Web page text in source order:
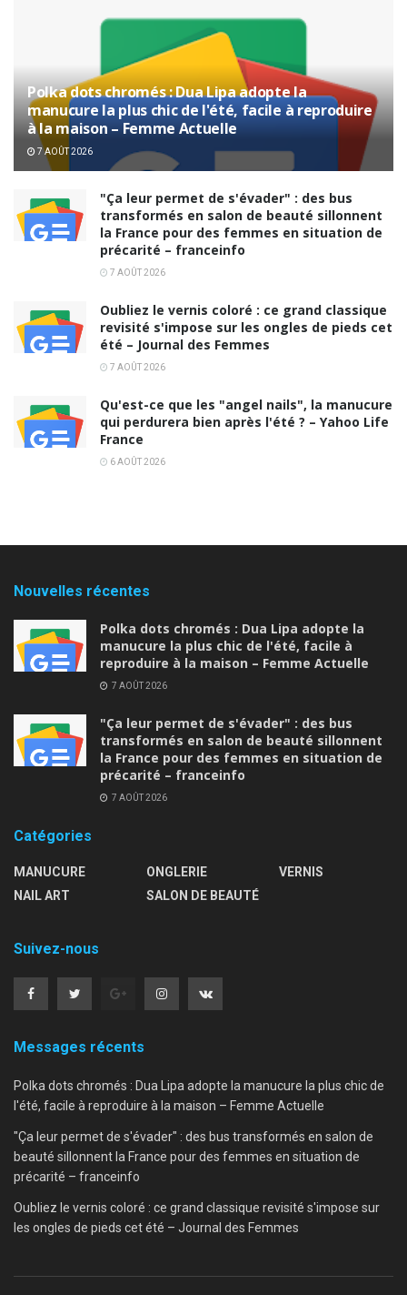
Polka dots chromés : Dua Lipa adopte la
manucure la plus chic de l'été, facile à reproduire
à la maison – Femme Actuelle
7 AOÛT 2026
"Ça leur permet de s'évader" : des bus
transformés en salon de beauté sillonnent
la France pour des femmes en situation de
précarité – franceinfo
7 AOÛT 2026
Oubliez le vernis coloré : ce grand classique
revisité s'impose sur les ongles de pieds cet
été – Journal des Femmes
7 AOÛT 2026
Qu'est-ce que les "angel nails", la manucure
qui perdurera bien après l'été ? – Yahoo Life
France
6 AOÛT 2026
Nouvelles récentes
Polka dots chromés : Dua Lipa adopte la
manucure la plus chic de l'été, facile à
reproduire à la maison – Femme Actuelle
7 AOÛT 2026
"Ça leur permet de s'évader" : des bus
transformés en salon de beauté sillonnent
la France pour des femmes en situation de
précarité – franceinfo
7 AOÛT 2026
Catégories
MANUCURE
NAIL ART
ONGLERIE
SALON DE BEAUTÉ
VERNIS
Suivez-nous
Messages récents
Polka dots chromés : Dua Lipa adopte la manucure la plus chic de
l'été, facile à reproduire à la maison – Femme Actuelle
"Ça leur permet de s'évader" : des bus transformés en salon de
beauté sillonnent la France pour des femmes en situation de
précarité – franceinfo
Oubliez le vernis coloré : ce grand classique revisité s'impose sur
les ongles de pieds cet été – Journal des Femmes